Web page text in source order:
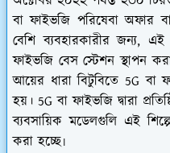
বা ফাইভজি পরিষেবা অফার
বেশি ব্যবহারকারীর জন্য,
ফাইভজি বেস স্টেশন স্থাপন
আয়ের ধারা বিটুবিতে 5G বা
হয়। 5G বা ফাইভজি দ্বারা
ব্যবসায়িক মডেলগুলি এই
করা হচ্ছে৷